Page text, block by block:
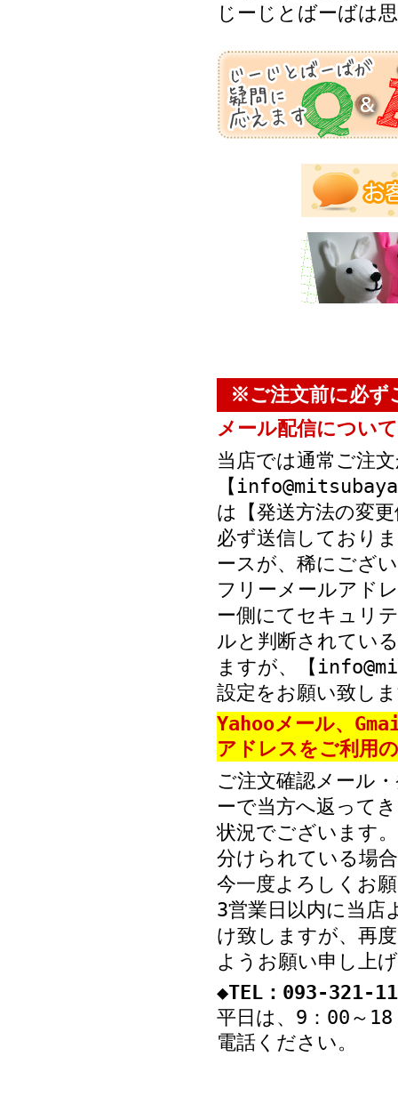
じーじとばーばは
※ご注文前に必ず
メール配信につい
当店では通常ご注
【
は【発送方法の変
必ず送信しており
ースが、稀にござ
フリーメールアド
ー側にてセキュリ
ルと判断されてい
ますが、【
設定をお願い致し
Yahooメール、
アドレスをご利用
ご注文確認メール
ーで当方へ返って
状況でございます
分けられている場
今一度よろしくお
3営業日以内に当店
け致しますが、再
ようお願い申し上
◆TEL：093-321-
平日は、9：00～
電話ください。